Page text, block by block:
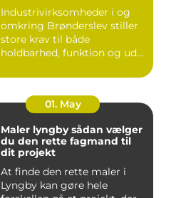
Industrivirksomheder i og
omkring Brønderslev stiller
store krav til både
holdbarhed, funktion og ud...
01. May
Maler lyngby sådan vælger
du den rette fagmand til
dit projekt
At finde den rette maler i
Lyngby kan gøre hele